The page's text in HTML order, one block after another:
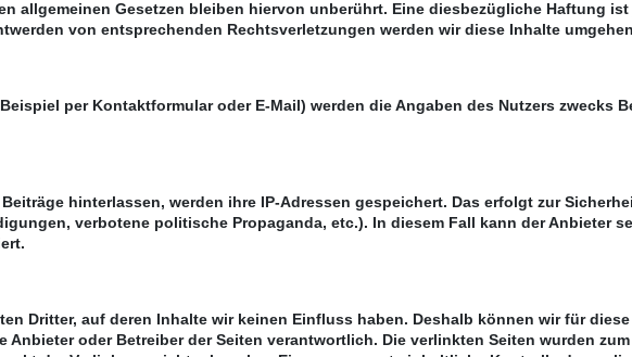
allgemeinen Gesetzen bleiben hiervon unberührt. Eine diesbezügliche Haftung
von entsprechenden Rechtsverletzungen werden wir diese Inhalte
per Kontaktformular oder E-Mail) werden die Angaben des Nutzers zwecks
hinterlassen, werden ihre IP-Adressen gespeichert. Das erfolgt zur
verbotene politische Propaganda, etc.). In diesem Fall kann der Anbieter
Dritter, auf deren Inhalte wir keinen Einfluss haben. Deshalb können wir für
oder Betreiber der Seiten verantwortlich. Die verlinkten Seiten wurden